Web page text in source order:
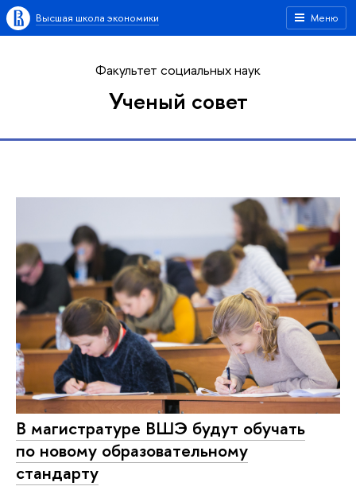
Меню
Высшая школа экономики
Факультет социальных наук
Ученый совет
В магистратуре ВШЭ будут обучать
по новому образовательному
стандарту